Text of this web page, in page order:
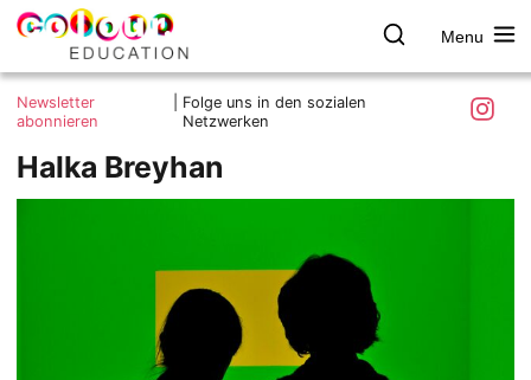
Skip
colour.education
Farbe
entdecken
Menu
Was ist colour.education?
Ziele und Mitmachen
Kontakt
Impressum
Newsletter
abonnieren
Folge uns in den sozialen
Netzwerken
Halka Breyhan